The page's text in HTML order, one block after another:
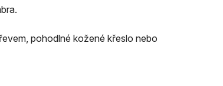
pohodlné kožené křeslo nebo